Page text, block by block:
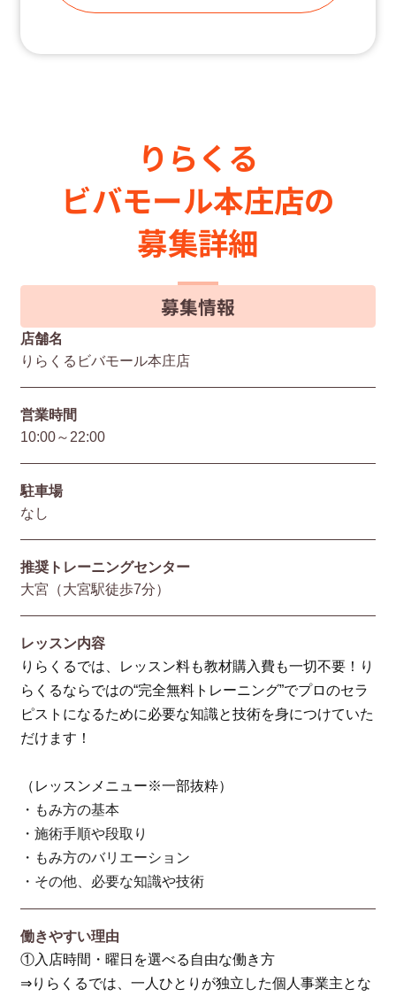
りらくる
ビバモール本庄店の
募集詳細
募集情報
店舗名
りらくるビバモール本庄店
営業時間
10:00～22:00
駐⾞場
なし
推奨トレーニングセンター
大宮（大宮駅徒歩7分）
レッスン内容
りらくるでは、レッスン料も教材購入費も一切不要！り
らくるならではの“完全無料トレーニング”でプロのセラ
ピストになるために必要な知識と技術を身につけていた
だけます！
（レッスンメニュー※一部抜粋）
・もみ方の基本
・施術手順や段取り
・もみ方のバリエーション
・その他、必要な知識や技術
働きやすい理由
①入店時間・曜日を選べる自由な働き方
⇒りらくるでは、一人ひとりが独立した個人事業主とな